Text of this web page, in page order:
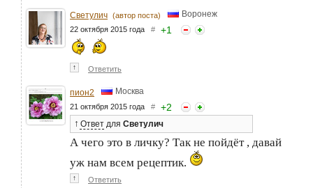
Светулич (автор поста) Воронеж
22 октября 2015 года # +1
↑ Ответить
пион2 Москва
21 октября 2015 года # +2
↑ Ответ для Светулич
А чего это в личку? Так не пойдёт , давай
уж нам всем рецептик.
↑ Ответить